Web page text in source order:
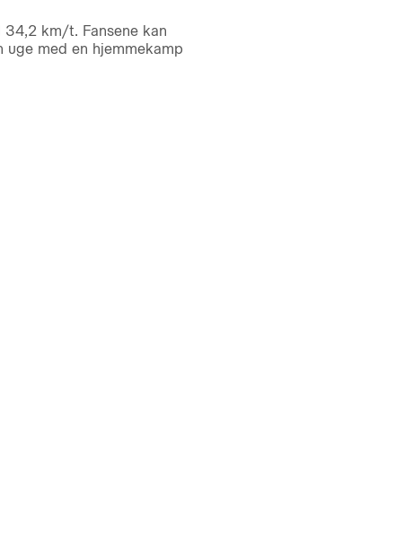
km/t. Fansene kan
med en hjemmekamp